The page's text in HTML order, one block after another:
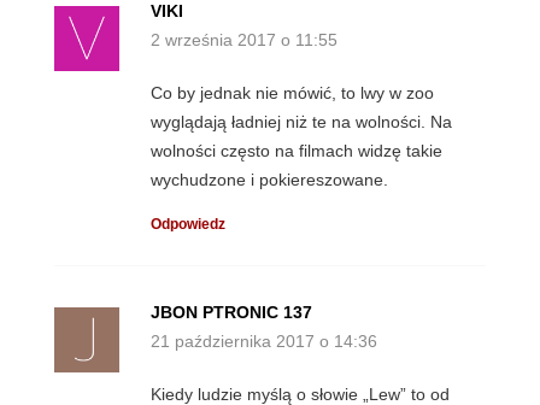
VIKI
2 września 2017 o 11:55
Co by jednak nie mówić, to lwy w zoo
wyglądają ładniej niż te na wolności. Na
wolności często na filmach widzę takie
wychudzone i pokiereszowane.
Odpowiedz
JBON PTRONIC 137
21 października 2017 o 14:36
Kiedy ludzie myślą o słowie „Lew” to od